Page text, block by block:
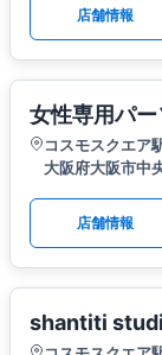
店舗情報
女性専用パ
コスモスクエア
大阪府大阪市中
店舗情報
shantiti